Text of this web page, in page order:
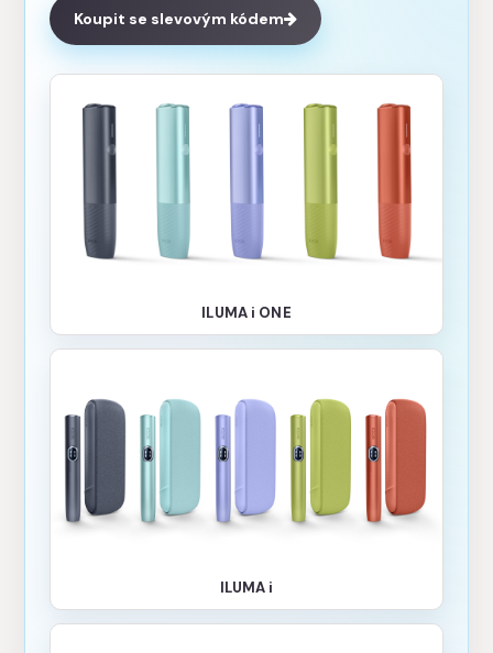
Koupit se slevovým kódem
ILUMA i ONE
ILUMA i